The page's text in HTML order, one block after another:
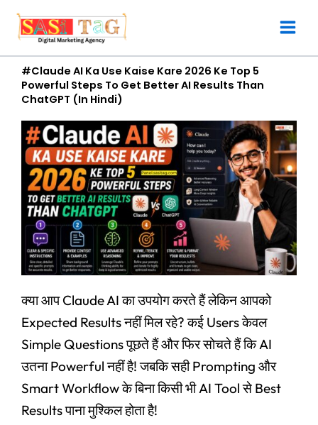
content
#Claude AI Ka Use Kaise Kare 2026 Ke Top 5
Powerful Steps To Get Better AI Results Than
ChatGPT (In Hindi)
क्या आप Claude AI का उपयोग करते हैं लेकिन आपको
Expected Results नहीं मिल रहे? कई Users केवल
Simple Questions पूछते हैं और फिर सोचते हैं कि AI
उतना Powerful नहीं है! जबकि सही Prompting और
Smart Workflow के बिना किसी भी AI Tool से Best
Results पाना मुश्किल होता है!